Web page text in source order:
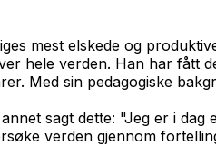
mest elskede og
hele verden. Han har fått
Med sin pedagogiske
sagt dette: "Jeg er i
verden gjennom